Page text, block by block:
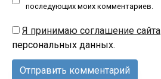
последующих моих комментариев.
Я принимаю соглашение сайта
персональных данных.